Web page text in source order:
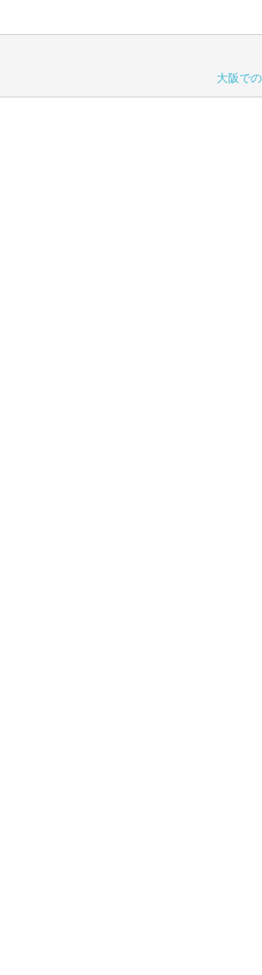
大阪で